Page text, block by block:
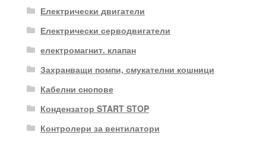
Електрически двигатели
Електрически серводвигатели
електромагнит. клапан
Захранващи помпи, смукателни кошници
Кабелни снопове
Кондензатор START STOP
Контролери за вентилатори